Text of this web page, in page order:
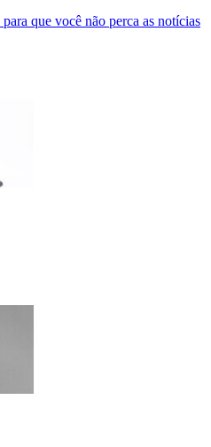
para que você não perca as notícias